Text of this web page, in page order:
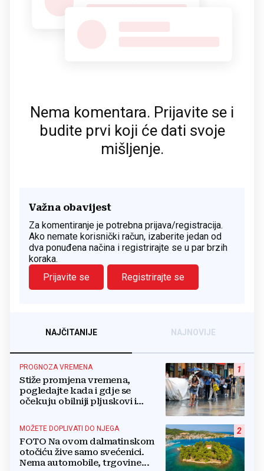
Nema komentara. Prijavite se i
budite prvi koji će dati svoje
mišljenje.
Važna obavijest
Za komentiranje je potrebna prijava/registracija.
Ako nemate korisnički račun, izaberite jedan od
dva ponuđena načina i registrirajte se u par brzih
koraka.
Prijavite se
Registrirajte se
NAJČITANIJE NAJNOVIJE
1
PROGNOZA VREMENA
Stiže promjena vremena,
pogledajte kada i gdje se
očekuju obilniji pljuskovi i
2
MOŽETE DOPLIVATI DO NJEGA
FOTO Na ovom dalmatinskom
otočiću žive samo svećenici.
Nema automobile, trgovine...